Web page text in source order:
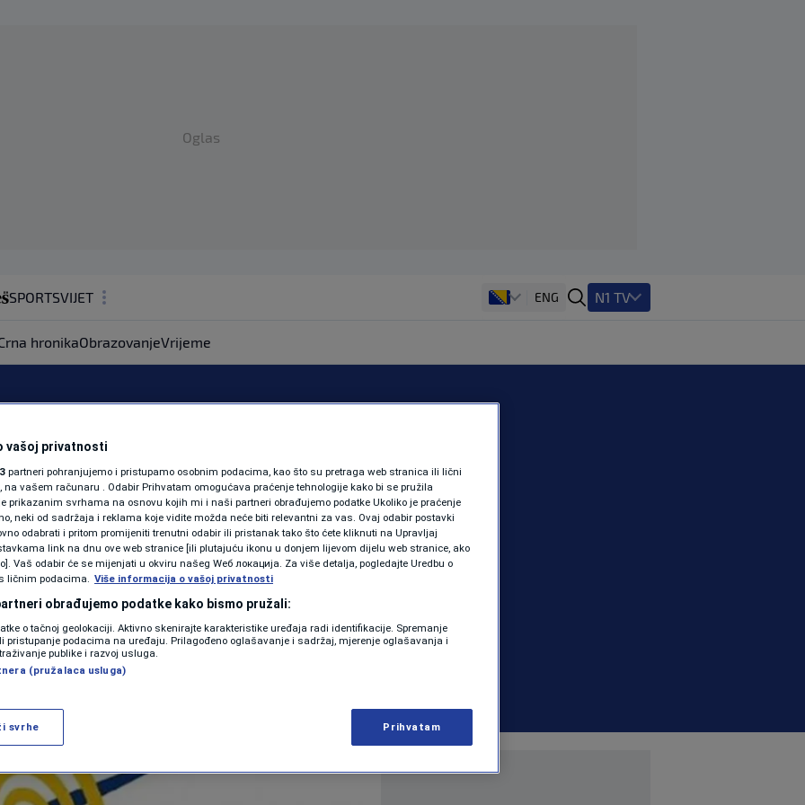
Oglas
SPORTSVIJET
ZDRAVLJE
SHOWBIZ
PODCAST
N1 SPECIJAL
FENOMENI
NEISTRAŽENO
VIRALNO
VIDEO
ENG N1 TV
hronikaObrazovanjeVrijeme
napada na
novinari,
> 16:00 VIJESTI 0 komentara
Više
vašoj privatnosti
partneri pohranjujemo i pristupamo osobnim podacima, kao što su pretraga web stranica ili lični
na vašem računaru . Odabir Prihvatam omogućava praćenje tehnologije kako bi se pružila
prikazanim svrhama na osnovu kojih mi i naši partneri obrađujemo podatke Ukoliko je praćenje
neki od sadržaja i reklama koje vidite možda neće biti relevantni za vas. Ovaj odabir postavki
odabrati i pritom promijeniti trenutni odabir ili pristanak tako što ćete kliknuti na Upravljaj
link na dnu ove web stranice [ili plutajuću ikonu u donjem lijevom dijelu web stranice, ako
Vaš odabir će se mijenjati u okviru našeg Wеб локација. Za više detalja, pogledajte Uredbu o
ličnim podacima. Više informacija o vašoj privatnosti
obrađujemo podatke kako bismo pružali:
o tačnoj geolokaciji. Aktivno skenirajte karakteristike uređaja radi identifikacije. Spremanje
pristupanje podacima na uređaju. Prilagođeno oglašavanje i sadržaj, mjerenje oglašavanja i
publike i razvoj usluga.
(pružalaca usluga)
svrhe Prihvatam